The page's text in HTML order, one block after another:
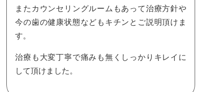
またカウンセリングルームもあって治療方針や
今の歯の健康状態などもキチンとご説明頂けま
す。
治療も大変丁寧で痛みも無くしっかりキレイに
して頂けました。